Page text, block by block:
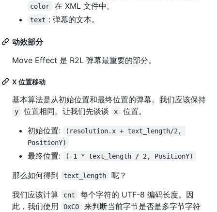
color 在 XML 文件中。
text : 弹幕的文本。
动效部分
Move Effect 是 R2L 弹幕最重要的部分。
X 位置移动
基本算法是从初始位置和最终位置的弹幕。我们应该保持
y 位置相同。让我们先谈谈 x
位置。
初始位置:
(resolution.x + text_length/2,
PositionY)
最终位置: (-1 * text_length / 2, PositionY)
那么如何得到 text_length
呢？
我们应该计算
cnt
每个字符的 UTF-8 编码长度。因
此，我们使用
0xC0
来判断当前字节是否是多字节字符